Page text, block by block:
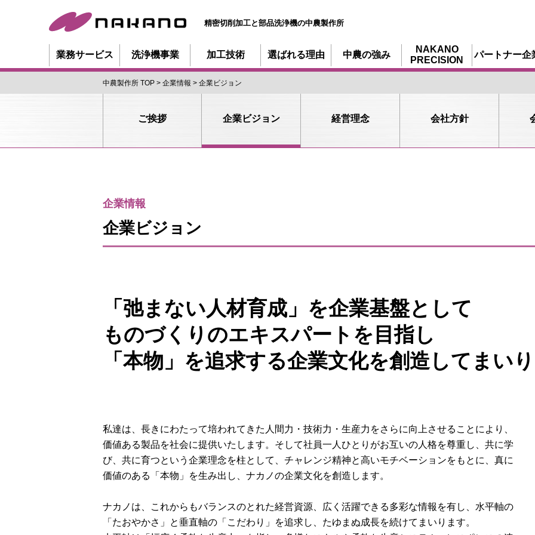
精密切削加工と部品洗浄機の中農製作所
業務サービス 洗浄機事業 加工技術 選ばれる理由 中農の強み
NAKANO
PRECISION
パートナー企
中農製作所 TOP 企業情報 企業ビジョン
ご挨拶 企業ビジョン 経営理念 会社方針
企業情報
企業ビジョン
「弛まない人材育成」を企業基盤として
ものづくりのエキスパートを目指し
「本物」を追求する企業文化を創造してまい
私達は、長きにわたって培われてきた人間力・技術力・生産力をさらに向上させることにより、
価値ある製品を社会に提供いたします。そして社員一人ひとりがお互いの人格を尊重し、共に学
び、共に育つという企業理念を柱として、チャレンジ精神と高いモチベーションをもとに、真に
価値のある「本物」を生み出し、ナカノの企業文化を創造します。
ナカノは、これからもバランスのとれた経営資源、広く活躍できる多彩な情報を有し、水平軸の
「たおやかさ」と垂直軸の「こだわり」を追求し、たゆまぬ成長を続けてまいります。